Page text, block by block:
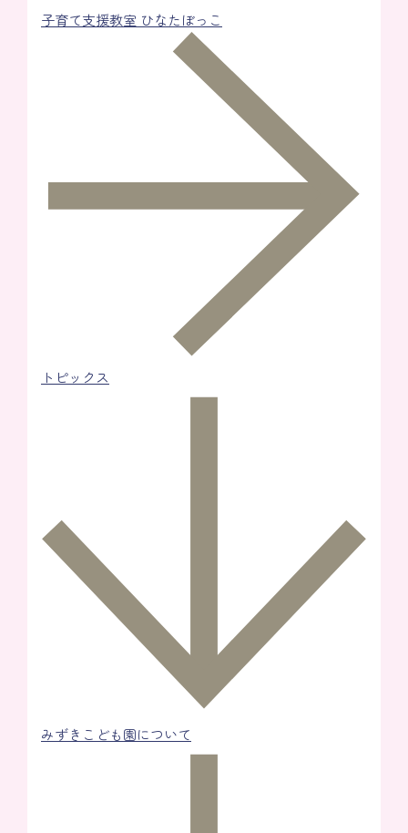
子育て支援教室 ひなたぼっこ
トピックス
みずきこども園について